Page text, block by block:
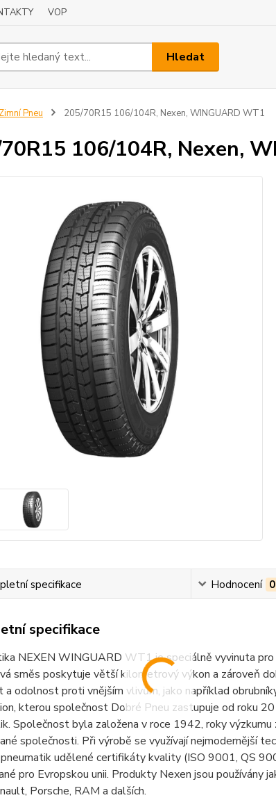
VOP
Hledat
Zimní Pneu 205/70R15 106/104R, Nexen, WINGUARD WT1
106/104R, Nexen,
specifikace Hodnocení 0
specifikace
NEXEN WINGUARD WT1 je speciálně vyvinuta
směs poskytuje větší kilometrový výkon a zároveň
a odolnost proti vnějším vlivům, jako například
kterou společnost Dobré Pneu zastupuje od roku
Společnost byla založena v roce 1942, roky
společnosti. Při výrobě se využívají nejmodernější
udělené certifikáty kvality (ISO 9001, QS
pro Evropskou unii. Produkty Nexen jsou používány
Porsche, RAM a dalších.